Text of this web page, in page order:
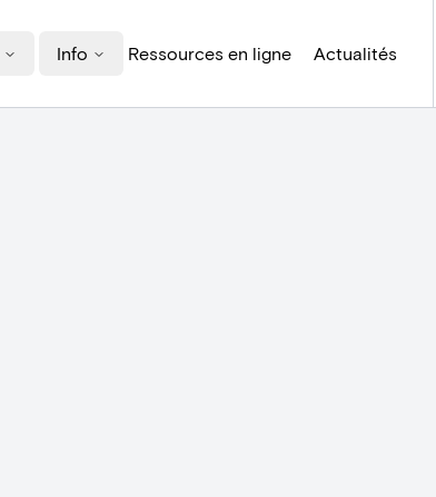
Info Ressources en ligne Actualités